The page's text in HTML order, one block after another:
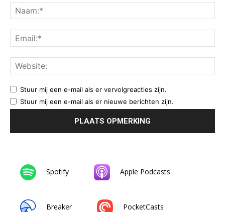
Stuur mij een e-mail als er vervolgreacties zijn.
Stuur mij een e-mail als er nieuwe berichten zijn.
Spotify Apple Podcasts
Breaker PocketCasts